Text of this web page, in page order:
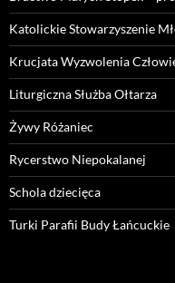
Katolickie Stowarzyszenie
Krucjata Wyzwolenia
Liturgiczna Służba Ołtarza
Żywy Różaniec
Rycerstwo Niepokalanej
Schola dziecięca
Turki Parafii Budy Łańcuckie